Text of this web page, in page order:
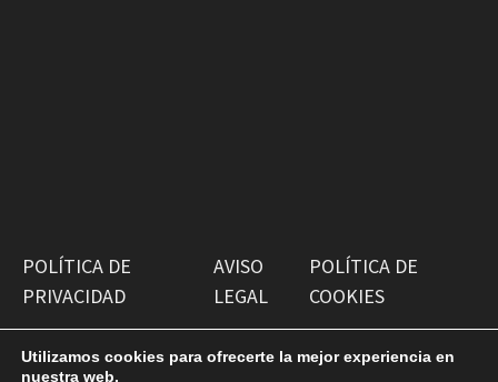
POLÍTICA DE
PRIVACIDAD
AVISO
LEGAL
POLÍTICA DE
COOKIES
Utilizamos cookies para ofrecerte la mejor experiencia en
nuestra web.